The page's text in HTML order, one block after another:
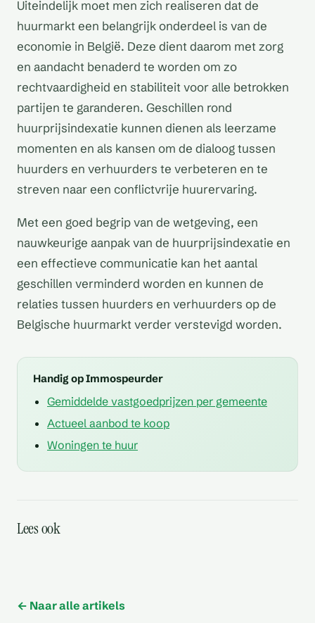
Uiteindelijk moet men zich realiseren dat de
huurmarkt een belangrijk onderdeel is van de
economie in België. Deze dient daarom met zorg
en aandacht benaderd te worden om zo
rechtvaardigheid en stabiliteit voor alle betrokken
partijen te garanderen. Geschillen rond
huurprijsindexatie kunnen dienen als leerzame
momenten en als kansen om de dialoog tussen
huurders en verhuurders te verbeteren en te
streven naar een conflictvrije huurervaring.
Met een goed begrip van de wetgeving, een
nauwkeurige aanpak van de huurprijsindexatie en
een effectieve communicatie kan het aantal
geschillen verminderd worden en kunnen de
relaties tussen huurders en verhuurders op de
Belgische huurmarkt verder verstevigd worden.
Handig op Immospeurder
Gemiddelde vastgoedprijzen per gemeente
Actueel aanbod te koop
Woningen te huur
Lees ook
voorlichtingscampagnes
gericht op de Wet Breyne
onrechtmatige
verzekeringsvereisten
← Naar alle artikels